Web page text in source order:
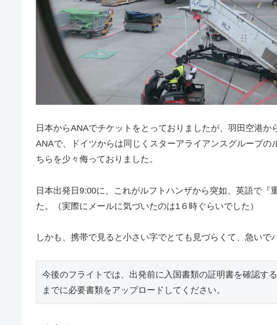
日本からANAでチケットをとっておりましたが、羽田空港
ANAで、ドイツからは同じくスターアライアンスグループの
ちらを少々侮っておりました。
日本出発日9:00に、これがルフトハンザから突如、英語で『
た。（実際にメールに気づいたのは1６時ぐらいでした）
しかも、携帯で見ると小さい字でとても見づらくて、急いで
今後のフライトでは、出発前に入国書類の証明書を確認す
までに必要書類をアップロードしてください。